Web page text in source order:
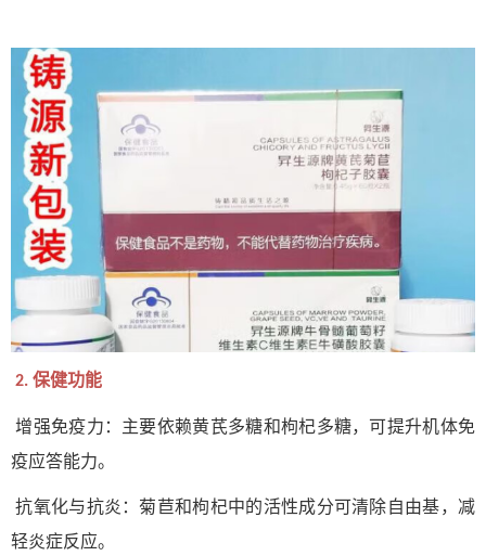
2. 保健功能
增强免疫力：主要依赖黄芪多糖和枸杞多糖，可提升机体免
疫应答能力。
抗氧化与抗炎：菊苣和枸杞中的活性成分可清除自由基，减
轻炎症反应。